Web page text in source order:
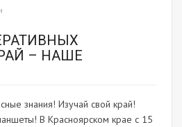
– НАШЕ
знания! Изучай свой край!
В Красноярском крае с 15